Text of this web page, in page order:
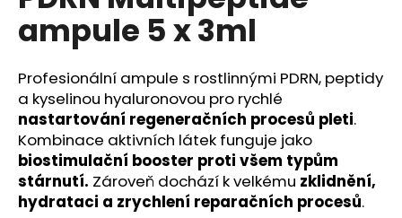
z
hvězdiček.
ampule 5 x 3ml
Profesionální ampule s rostlinnými PDRN, peptidy
a kyselinou hyaluronovou pro rychlé
nastartování regeneračních procesů pleti.
Kombinace aktivních látek funguje jako
biostimulační booster proti všem typům
stárnutí. Zároveň dochází k velkému zklidnění,
hydrataci a zrychlení reparačních procesů.
a
j
í
t
?
HLEDAT